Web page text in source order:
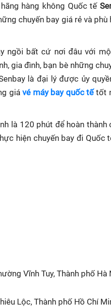
hàng không Quốc tế
chuyến bay giá rẻ và phù
ngồi bất cứ nơi đâu với
gia đình, bạn bè những
là đại lý được ủy
giávé máy bay quốc tế tốt
là 120 phút để hoàn thành
hiện chuyến bay đi Quốc
Vĩnh Tuy, Thành phố Hà
Lộc, Thành phố Hồ Chí